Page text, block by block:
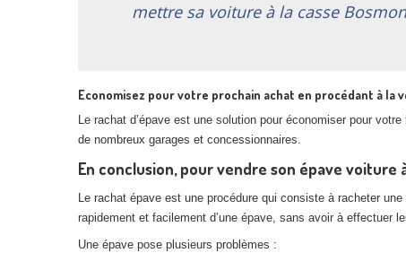
mettre sa voiture à la casse
Economisez pour votre prochain achat en procédant à la
Le rachat d’épave est une solution pour économiser pour
de nombreux garages et concessionnaires.
En conclusion, pour vendre son épave voiture
Le rachat épave est une procédure qui consiste à racheter
rapidement et facilement d’une épave, sans avoir à effectuer
Une épave pose plusieurs problèmes :